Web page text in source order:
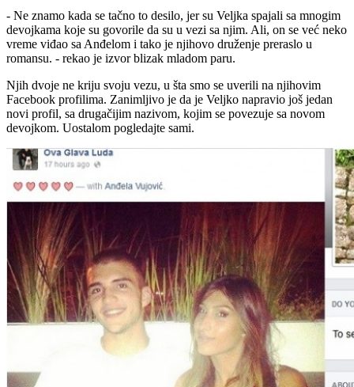
- Ne znamo kada se tačno to desilo, jer su Veljka spajali sa mnogim
devojkama koje su govorile da su u vezi sa njim. Ali, on se već neko
vreme viđao sa Anđelom i tako je njihovo druženje preraslo u
romansu. - rekao je izvor blizak mladom paru.
Njih dvoje ne kriju svoju vezu, u šta smo se uverili na njihovim
Facebook profilima. Zanimljivo je da je Veljko napravio još jedan
novi profil, sa drugačijim nazivom, kojim se povezuje sa novom
devojkom. Uostalom pogledajte sami.